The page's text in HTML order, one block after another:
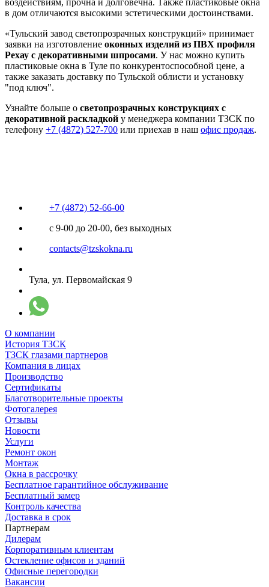
в дом отличаются высокими эстетическими достоинствами.
«Тульский завод светопрозрачных конструкций» принимает
заявки на изготовление оконных изделий из ПВХ профиля
Рехау с декоративными шпросами. У нас можно купить
пластиковые окна в Туле по конкурентоспособной цене, а
также заказать доставку по Тульской облисти и установку
"под ключ".
Узнайте больше о светопрозрачных конструкциях с
декоративной раскладкой у менеджера компании ТЗСК по
телефону +7 (4872) 527-700 или приехав в наш офис продаж.
+7 (4872) 52-66-00
с 9-00 до 20-00, без выходных
contacts@tzskokna.ru
Тула, ул. Первомайская 9
О компании
История ТЗСК
ТЗСК глазами партнеров
Компания в лицах
Производство
Сертификаты
Благотворительные проекты
Фотогалерея
Отзывы
Новости
Услуги
Ремонт окон
Монтаж
Окна в рассрочку
Бесплатное гарантийное обслуживание
Бесплатный замер
Контроль качества
Доставка в срок
Партнерам
Дилерам
Корпоративным клиентам
Остекление офисов и зданий
Офисные перегородки
Вакансии